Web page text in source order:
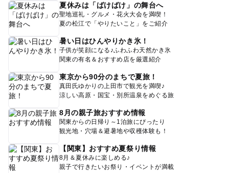
夏休みは「ばけばけ」の舞台へ
聖地巡礼・グルメ・花火大会を満喫！
夏の松江で「やりたいこと」をご紹介
暑い日はひんやりかき氷！
子供が笑顔になる♪ふわふわ天然かき氷
関東の有名＆おすすめ店を厳選紹介
東京から90分のまちで夏旅！
真田氏ゆかりの上田市で観光を満喫♪
涼しい高原・国宝・別所温泉をめぐる旅
8月の親子旅おすすめ情報
関東からの日帰り～1泊旅にぴったり
観光地・穴場＆避暑地や収穫体験も！
【関東】おすすめ夏祭り情報
8月＆夏休みに楽しめる♪
親子で行きたいお祭り・イベントが満載